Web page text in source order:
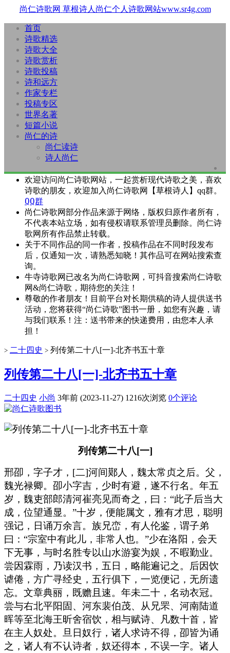
尚仁诗歌网 草根诗人尚仁个人诗歌网站www.sr4g.com
首页
诗歌精选
诗歌大全
诗歌赏析
诗歌投稿
诗和远方
作家专栏
投稿专区
世界名著
短篇小说
尚仁的诗
尚仁读诗
诗人尚仁
欢迎访问尚仁诗歌网站，一起赏析现代诗歌之美，喜欢
诗歌的朋友，欢迎加入尚仁诗歌网【草根诗人】qq群。
QQ群
尚仁诗歌网部分作品来源于网络，版权归原作者所有，
不代表本站立场，如有侵权请联系管理员删除。尚仁诗
歌网所有作品禁止转载。
关于不同作品的同一作者，投稿作品在不同时段发布
后，仅通知一次，请熟悉知晓！其作品可在网站搜索查
询。
牛寺诗歌网已改名为尚仁诗歌网，可抖音搜索尚仁诗歌
网&尚仁诗歌，期待您的关注！
尊敬的作者朋友！目前平台对长期供稿的诗人提供送书
活动，您将获得“尚仁诗歌”图书一册，如您有兴趣，请
与我们联系！注：送书带来的快递费用，由您本人承
担！
> 二十四史 > 列传第二十八[一]-北齐书五十章
列传第二十八[一]-北齐书五十章
二十四史 小尚 3年前 (2023-11-27) 1216次浏览 0个评论
列传第二十八[一]
邢卲，字子才，[二]河间鄚人，魏太常贞之后。父，
魏光禄卿。卲小字吉，少时有避，遂不行名。年五
岁，魏吏部郎清河崔亮见而奇之，曰：“此子后当大
成，位望通显。”十岁，便能属文，雅有才思，聪明
强记，日诵万余言。族兄峦，有人伦鉴，谓子弟
曰：“宗室中有此儿，非常人也。”少在洛阳，会天
下无事，与时名胜专以山水游宴为娱，不暇勤业。
尝因霖雨，乃读汉书，五日，略能遍记之。后因饮
谑倦，方广寻经史，五行俱下，一览便记，无所遗
忘。文章典丽，既赡且速。年未二十，名动衣冠。
尝与右北平阳固、河东裴伯茂、从兄罘、河南陆道
晖等至北海王昕舍宿饮，相与赋诗、凡数十首，皆
在主人奴处。旦日奴行，诸人求诗不得，卲皆为诵
之，诸人有不认诗者，奴还得本，不误一字。诸人